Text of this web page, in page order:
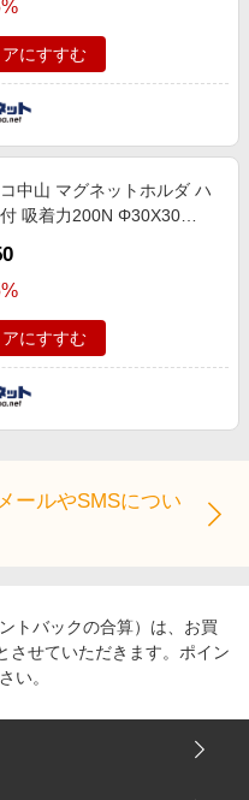
アにすすむ
コ中山 マグネットホルダ ハ
吸着力200N Φ30X30
アにすすむ
ールやSMSについ
トバックの合算）は、お買
させていただきます。ポイン
い。